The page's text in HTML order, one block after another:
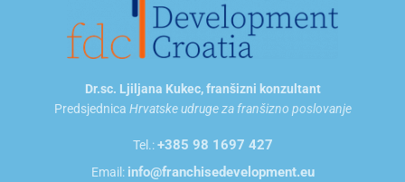
Dr.sc. Ljiljana Kukec, franšizni konzultant
Predsjednica Hrvatske udruge za franšizno poslovanje
Tel.:+385 98 1697 427
Email: info@franchisedevelopment.eu